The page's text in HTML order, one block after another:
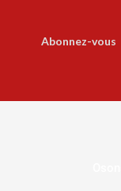
Abonnez-vous